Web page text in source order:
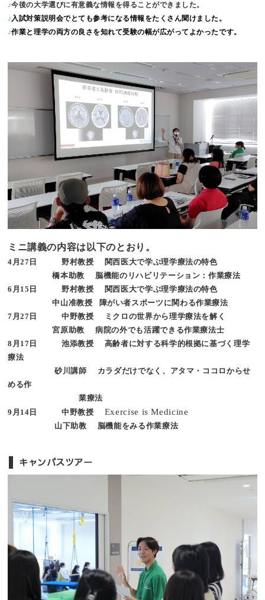
♪今後の大学選びに有意義な情報を得ることができました。
♪入試対策説明会でとても参考になる情報をたくさん聞けました。
♪作業と理学の両方の良さを知れて受験の幅が広がってよかったです。
ミニ講義の内容は以下のとおり。
4月27日 野村教授 関西医大で学ぶ理学療法の特色
橋本助教 脳機能のリハビリテーション：作業療法
6月15日 野村教授 関西医大で学ぶ理学療法の特色
中山准教授 障がい者スポーツに関わる作業療法
7月27日 中野教授 ミクロの世界から理学療法を解く
宮原助教 病院の外でも活躍できる作業療法士
8月17日 池添教授 高齢者に対する科学的根拠に基づく理学
療法
砂川講師 カラダだけでなく、アタマ・ココロからせ
める作
業療法
9月14日 中野教授 Exercise is Medicine
山下助教 脳機能をみる作業療法
キャンパスツアー